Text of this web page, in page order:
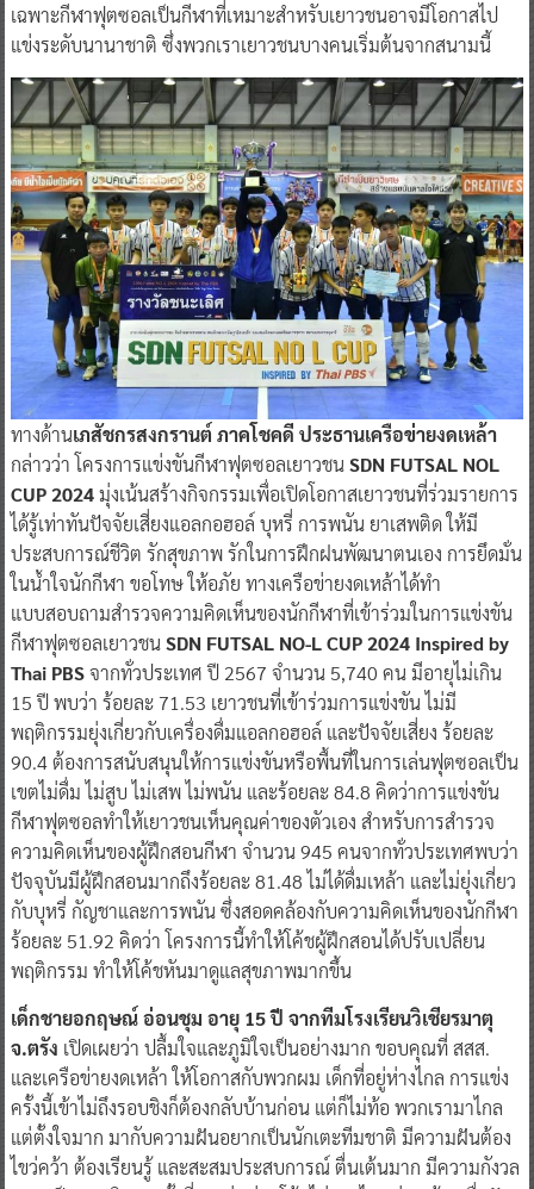
เฉพาะกีฬาฟุตซอลเป็นกีฬาที่เหมาะสำหรับเยาวชนอาจมีโอกาสไป
แข่งระดับนานาชาติ ซึ่งพวกเราเยาวชนบางคนเริ่มต้นจากสนามนี้
ทางด้านเภสัชกรสงกรานต์ ภาคโชคดี ประธานเครือข่ายงดเหล้า
กล่าวว่า โครงการแข่งขันกีฬาฟุตซอลเยาวชนSDN FUTSAL NOL
CUP 2024มุ่งเน้นสร้างกิจกรรมเพื่อเปิดโอกาสเยาวชนที่ร่วมรายการ
ได้รู้เท่าทันปัจจัยเสี่ยงแอลกอฮอล์ บุหรี่ การพนัน ยาเสพติด ให้มี
ประสบการณ์ชีวิต รักสุขภาพ รักในการฝึกฝนพัฒนาตนเอง การยึดมั่น
ในน้ำใจนักกีฬา ขอโทษ ให้อภัย ทางเครือข่ายงดเหล้าได้ทำ
แบบสอบถามสำรวจความคิดเห็นของนักกีฬาที่เข้าร่วมในการแข่งขัน
กีฬาฟุตซอลเยาวชนSDN FUTSAL NO-L CUP 2024 Inspired by
Thai PBSจากทั่วประเทศ ปี 2567 จำนวน 5,740 คน มีอายุไม่เกิน
15 ปี พบว่า ร้อยละ 71.53 เยาวชนที่เข้าร่วมการแข่งขัน ไม่มี
พฤติกรรมยุ่งเกี่ยวกับเครื่องดื่มแอลกอฮอล์ และปัจจัยเสี่ยง ร้อยละ
90.4 ต้องการสนับสนุนให้การแข่งขันหรือพื้นที่ในการเล่นฟุตซอลเป็น
เขตไม่ดื่ม ไม่สูบ ไม่เสพ ไม่พนัน และร้อยละ 84.8 คิดว่าการแข่งขัน
กีฬาฟุตซอลทำให้เยาวชนเห็นคุณค่าของตัวเอง สำหรับการสำรวจ
ความคิดเห็นของผู้ฝึกสอนกีฬา จำนวน 945 คนจากทั่วประเทศพบว่า
ปัจจุบันมีผู้ฝึกสอนมากถึงร้อยละ 81.48 ไม่ได้ดื่มเหล้า และไม่ยุ่งเกี่ยว
กับบุหรี่ กัญชาและการพนัน ซึ่งสอดคล้องกับความคิดเห็นของนักกีฬา
ร้อยละ 51.92 คิดว่า โครงการนี้ทำให้โค้ชผู้ฝึกสอนได้ปรับเปลี่ยน
พฤติกรรม ทำให้โค้ชหันมาดูแลสุขภาพมากขึ้น
เด็กชายอกฤษณ์ อ่อนชุม อายุ 15 ปี จากทีมโรงเรียนวิเชียรมาตุ
จ.ตรัง เปิดเผยว่า ปลื้มใจและภูมิใจเป็นอย่างมาก ขอบคุณที่ สสส.
และเครือข่ายงดเหล้า ให้โอกาสกับพวกผม เด็กที่อยู่ห่างไกล การแข่ง
ครั้งนี้เข้าไม่ถึงรอบชิงก็ต้องกลับบ้านก่อน แต่ก็ไม่ท้อ พวกเรามาไกล
แต่ตั้งใจมาก มากับความฝันอยากเป็นนักเตะทีมชาติ มีความฝันต้อง
ไขว่คว้า ต้องเรียนรู้ และสะสมประสบการณ์ ตื่นเต้นมาก มีความกังวล